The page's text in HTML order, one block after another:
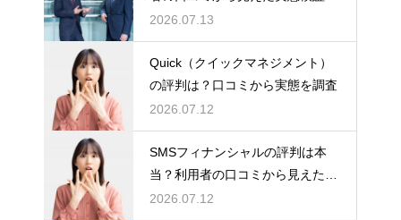
2026.07.13
Quick（クイックマネジメント）
の評判は？口コミから実態を調査
2026.07.12
SMSフィナンシャルの評判は本
当？利用者の口コミから見えた実
態検証
2026.07.12